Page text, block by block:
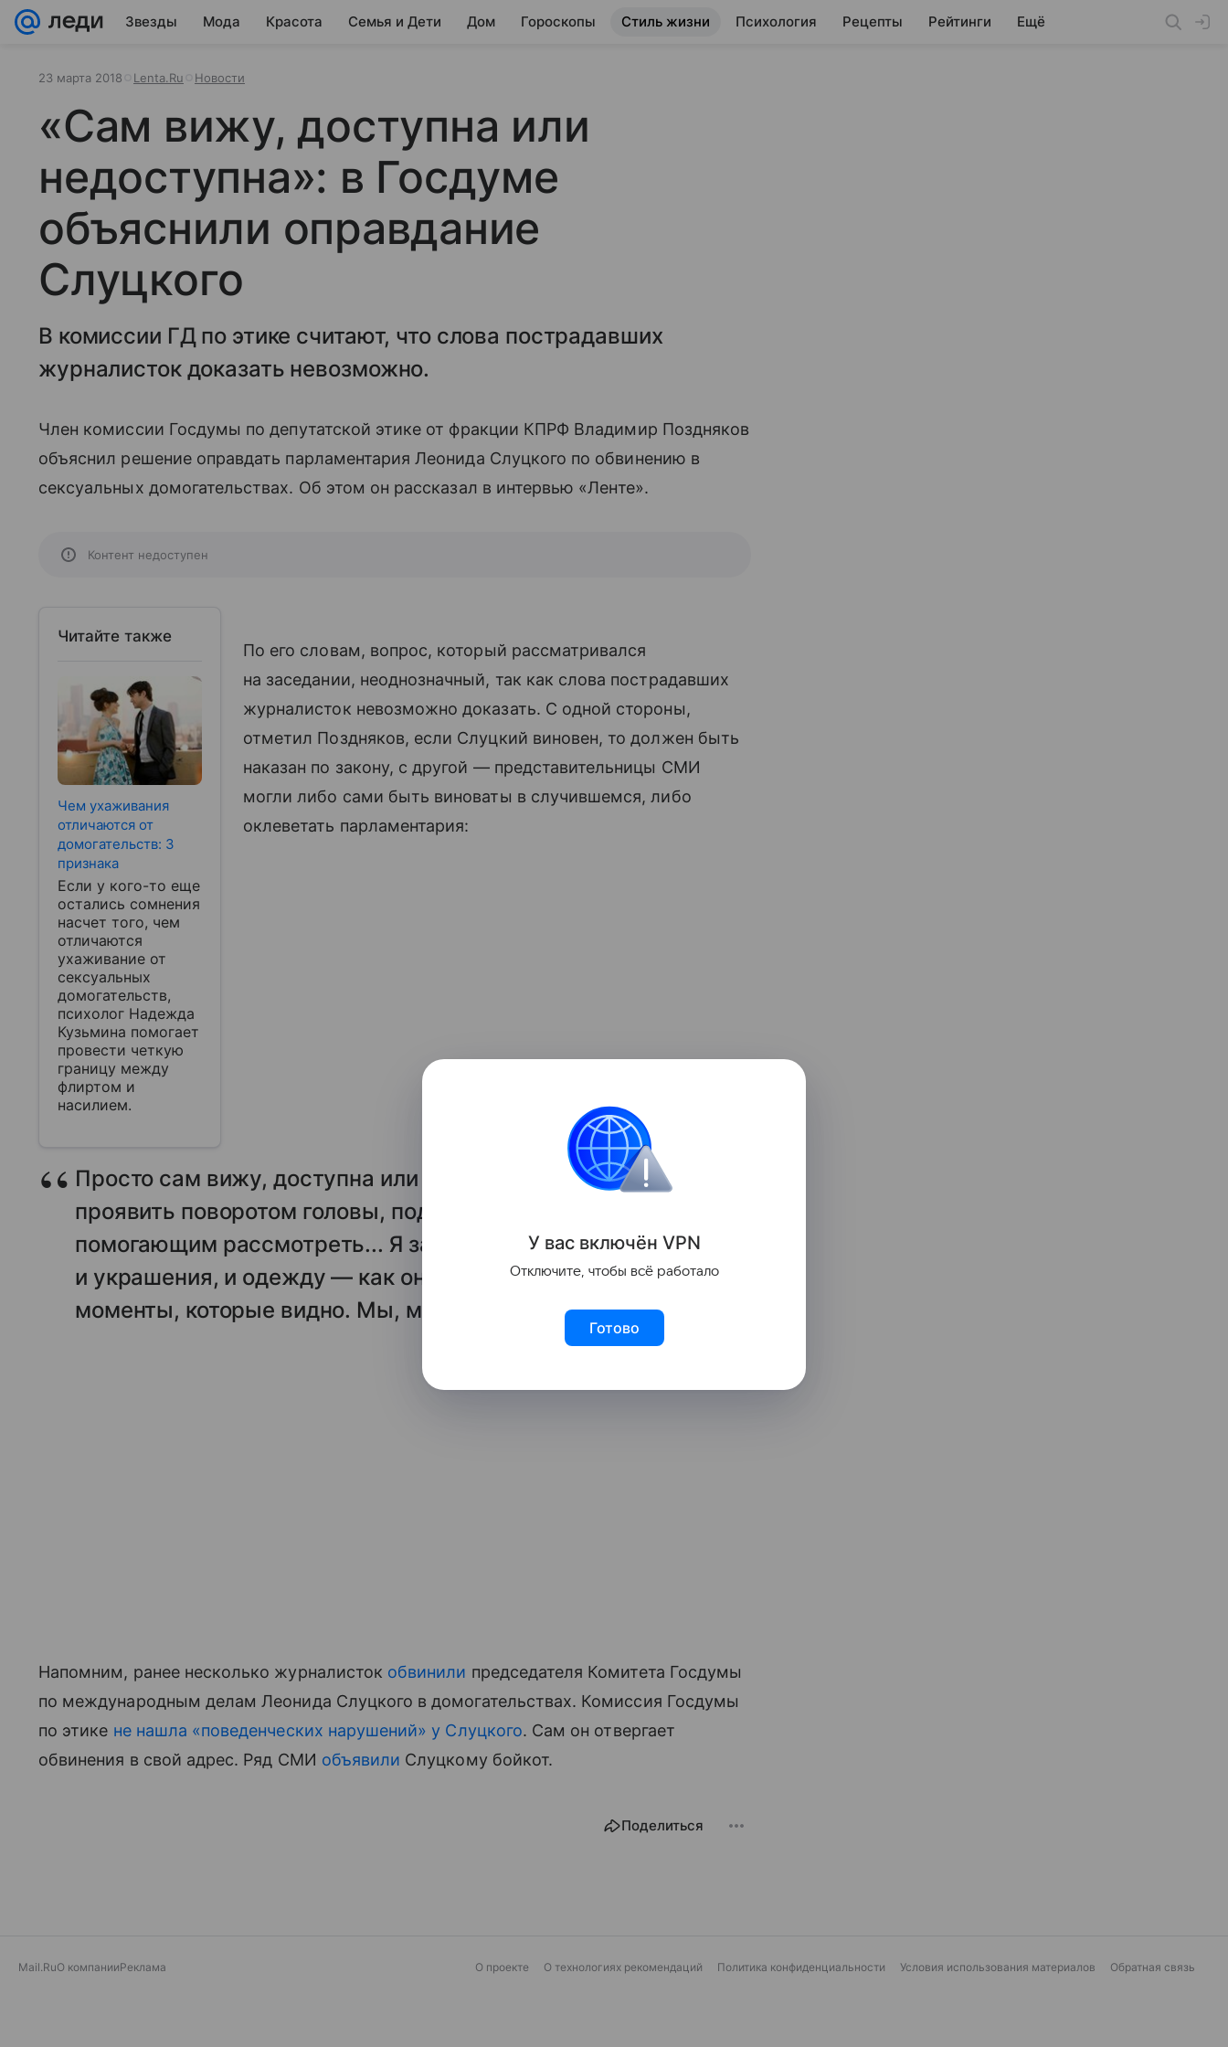
Звезды Мода Красота Семья и Дети Дом Гороскопы Стиль жизни Психология Рецепты Рейтинги Ещё
23 марта 2018 Lenta.Ru Новости
«Сам вижу, доступна или
недоступна»: в Госдуме
объяснили оправдание
Слуцкого
В комиссии ГД по этике считают, что слова пострадавших
журналисток доказать невозможно.
Член комиссии Госдумы по депутатской этике от фракции КПРФ Владимир Поздняков
объяснил решение оправдать парламентария Леонида Слуцкого по обвинению в
сексуальных домогательствах. Об этом он рассказал в интервью «Ленте».
Контент недоступен
Читайте также
Чем ухаживания
отличаются от
домогательств: 3
признака
Если у кого-то еще
остались сомнения
насчет того, чем
отличаются
ухаживание от
сексуальных
домогательств,
психолог Надежда
Кузьмина помогает
провести четкую
границу между
флиртом и
насилием.
По его словам, вопрос, который рассматривался
на заседании, неоднозначный, так как слова пострадавших
журналисток невозможно доказать. С одной стороны,
отметил Поздняков, если Слуцкий виновен, то должен быть
наказан по закону, с другой — представительницы СМИ
могли либо сами быть виноваты в случившемся, либо
оклеветать парламентария:
Просто сам вижу, доступна или недоступна. Можно себя
проявить поворотом головы, поднятием волос, наклоном,
помогающим рассмотреть... Я замечаю и прическу,
и украшения, и одежду — как она старалась выглядеть. Есть
моменты, которые видно. Мы, мужчины, это чувствуем.
Напомним, ранее несколько журналисток обвинили председателя Комитета Госдумы
по международным делам Леонида Слуцкого в домогательствах. Комиссия Госдумы
по этике не нашла «поведенческих нарушений» у Слуцкого. Сам он отвергает
обвинения в свой адрес. Ряд СМИ объявили Слуцкому бойкот.
Поделиться
Mail.RuО компанииРеклама О проекте О технологиях рекомендаций Политика конфиденциальности Условия использования материалов Обратная связь
У вас включён VPN
Отключите, чтобы всё работало
Готово